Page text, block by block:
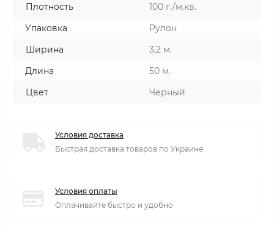
Плотность
100 г./м.кв.
Упаковка
Рулон
Ширина
3,2 м.
Длина
50 м.
Цвет
Черный
Условия доставка
Быстрая доставка товаров по Украине
Условия оплаты
Оплачивайте быстро и удобно